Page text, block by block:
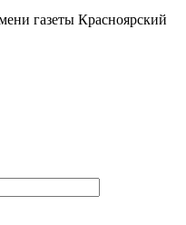
газеты Красноярский